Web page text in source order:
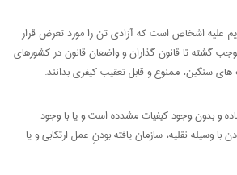
علیه اشخاص است که آزادی تن را مورد تعرض قرار
گشته تا قانون گذاران و واضعان قانون در کشورهای
سنگین، ممنوع و قابل تعقیب کیفری بدانند.
و بدون وجود کیفیات مشدده است و یا با وجود
با وسیله نقلیه، سازمان یافته بودنِ عمل ارتکابی و یا